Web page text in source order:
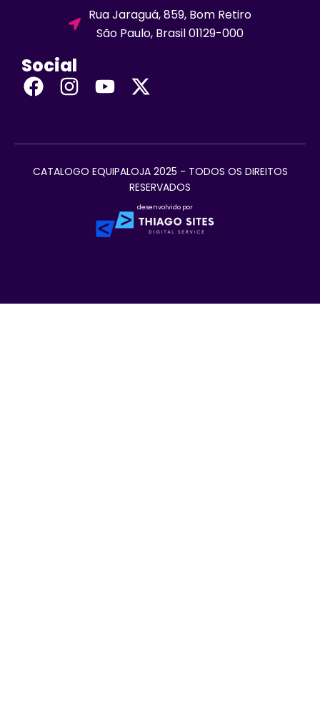
Rua Jaraguá, 859, Bom Retiro
São Paulo, Brasil 01129-000
Social
CATALOGO EQUIPALOJA 2025 - TODOS OS DIREITOS
RESERVADOS
desenvolvido por